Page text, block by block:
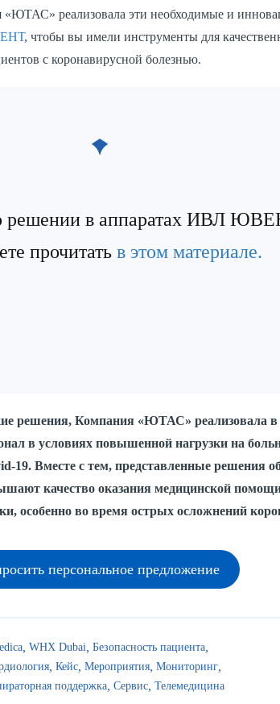
«ЮТАС» реализовала эти необходимые и
, чтобы вы имели инструменты для
с коронавирусной болезнью.
решении в аппаратах ИВЛ
прочитатьв этом материале.
решения, Компания «ЮТАС» реализовала в
в условиях повышенной нагрузки на
19. Вместе с тем, представленные решения
качество оказания медицинской
особенно во время острых осложнений
персональное предложение
WHX Dubai Безопасность пациента
Кейс Мероприятия Мониторинг
поддержка Сервис Телемедицина